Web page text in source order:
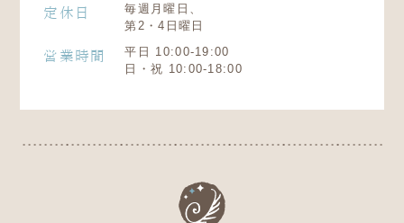
定休日
毎週月曜日、
第2・4日曜日
営業時間
平日 10:00-19:00
日・祝 10:00-18:00